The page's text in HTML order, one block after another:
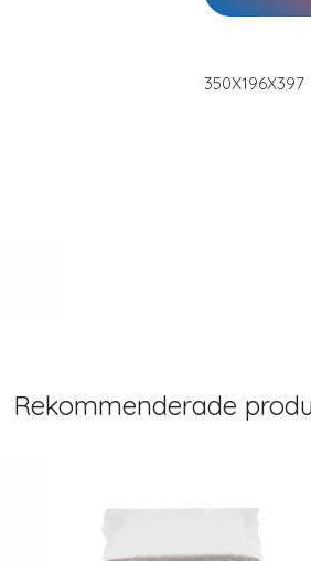
350X196X397
Rekommenderade